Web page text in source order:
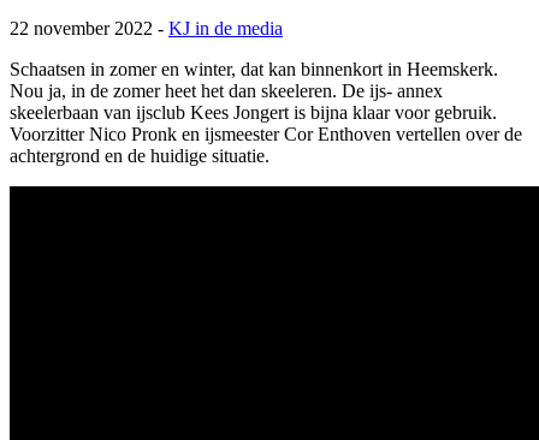
22 november 2022 - KJ in de media
Schaatsen in zomer en winter, dat kan binnenkort in Heemskerk.
Nou ja, in de zomer heet het dan skeeleren. De ijs- annex
skeelerbaan van ijsclub Kees Jongert is bijna klaar voor gebruik.
Voorzitter Nico Pronk en ijsmeester Cor Enthoven vertellen over de
achtergrond en de huidige situatie.